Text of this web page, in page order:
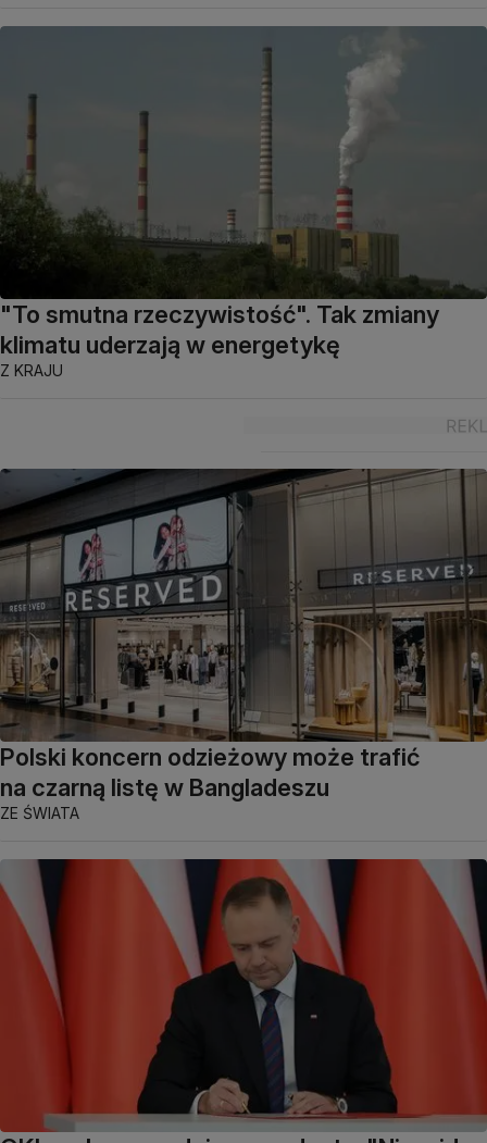
"To smutna rzeczywistość". Tak zmiany
klimatu uderzają w energetykę
Z KRAJU
Polski koncern odzieżowy może trafić
na czarną listę w Bangladeszu
ZE ŚWIATA